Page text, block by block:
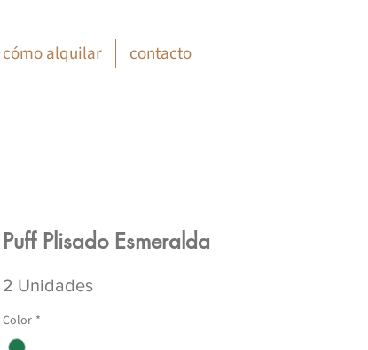
cómo alquilar contacto
Puff Plisado Esmeralda
2 Unidades
Color *